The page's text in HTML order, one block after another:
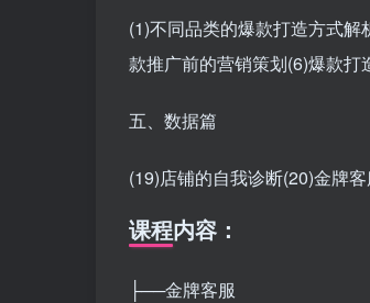
(1)不同品类的爆款打造方式
款推广前的营销策划(6)爆款
五、数据篇
(19)店铺的自我诊断(20)金牌
课程内容：
├──金牌客服